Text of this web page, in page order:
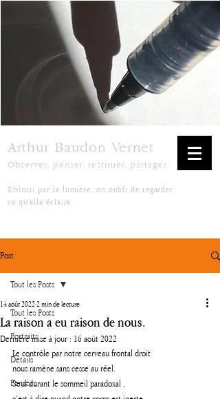
Arthur Baudon Vernet
Observer, penser, restituer, partager.
Ebloui par la lumière, on oubli de regarder
ce qu'elle éclaire.
Post
Tout les Posts
Portraits
Détails
Pensées
Tout les Posts
La raison a eu raison de nous.
14 août 20222 min de lecture
Dernière mise à jour : 16 août 2022
Le contrôle par notre cerveau frontal droit
nous ramène sans cesse au réel.
Seul durant le sommeil paradoxal ,